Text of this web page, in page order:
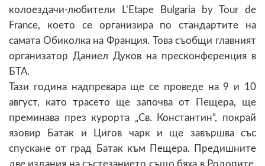
колоездачи-любители L’Etape Bulgaria by Tour de
France, което се организира по стандартите на
самата Обиколка на Франция. Това съобщи главният
организатор Даниел Дуков на пресконференция в
БТА.
Тази година надпревара ще се проведе на 9 и 10
август, като трасето ще започва от Пещера, ще
преминава през курорта „Св. Константин“, покрай
язовир Батак и Цигов чарк и ще завършва със
спускане от град Батак към Пещера. Предишните
две издания на състезанието също бяха в Родопите,